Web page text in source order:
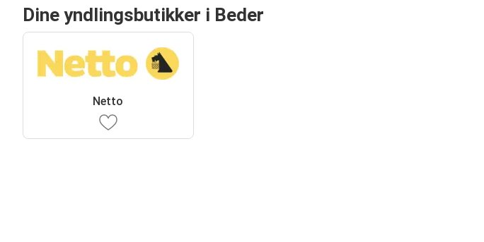
Dine yndlingsbutikker i Beder
Netto